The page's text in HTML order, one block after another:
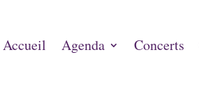
Accueil Agenda Concerts